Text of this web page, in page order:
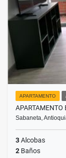
APARTAMENTO
APARTAMENTO
Sabaneta,
3Alcobas
2 Baños